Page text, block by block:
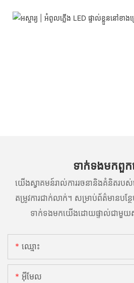
ទាក់ទង​មក​ពួ
យើងស្វាគមន៍រាល់ការរចនានិងគំនិតរ
តម្រូវការជាក់លាក់។ សម្រាប់ព័ត៌មានប
ទាក់ទងមកយើងដោយផ្ទាល់ជាមួ
ឈ្មោះ
អ៊ីមែល